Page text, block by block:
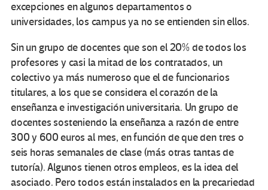
excepciones en algunos departamentos o
universidades, los campus ya no se entienden sin ellos.
Sin un grupo de docentes que son el 20% de todos los
profesores y casi la mitad de los contratados, un
colectivo ya más numeroso que el de funcionarios
titulares, a los que se considera el corazón de la
enseñanza e investigación universitaria. Un grupo de
docentes sosteniendo la enseñanza a razón de entre
300 y 600 euros al mes, en función de que den tres o
seis horas semanales de clase (más otras tantas de
tutoría). Algunos tienen otros empleos, es la idea del
asociado. Pero todos están instalados en la precariedad